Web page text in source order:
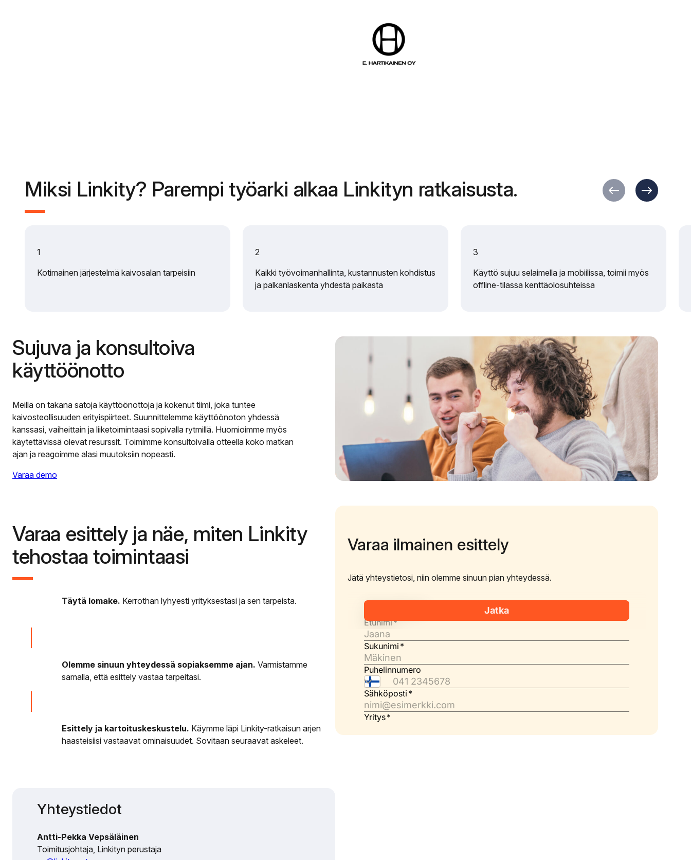
Miksi Linkity? Parempi työarki alkaa Linkityn ratkaisusta.
1
Kotimainen järjestelmä kaivosalan tarpeisiin
2
Kaikki työvoimanhallinta, kustannusten kohdistus
ja palkanlaskenta yhdestä paikasta
3
Käyttö sujuu selaimella ja mobiilissa, toimii myös
offline-tilassa kenttäolosuhteissa
Sujuva ja konsultoiva
käyttöönotto
Meillä on takana satoja käyttöönottoja ja kokenut tiimi, joka tuntee
kaivosteollisuuden erityispiirteet. Suunnittelemme käyttöönoton yhdessä
kanssasi, vaiheittain ja liiketoimintaasi sopivalla rytmillä. Huomioimme myös
käytettävissä olevat resurssit. Toimimme konsultoivalla otteella koko matkan
ajan ja reagoimme alasi muutoksiin nopeasti.
Varaa demo
Varaa esittely ja näe, miten Linkity
tehostaa toimintaasi
Täytä lomake. Kerrothan lyhyesti yrityksestäsi ja sen tarpeista.
Olemme sinuun yhteydessä sopiaksemme ajan. Varmistamme
samalla, että esittely vastaa tarpeitasi.
Esittely ja kartoituskeskustelu. Käymme läpi Linkity-ratkaisun arjen
haasteisiisi vastaavat ominaisuudet. Sovitaan seuraavat askeleet.
Yhteystiedot
Antti-Pekka Vepsäläinen
Toimitusjohtaja, Linkityn perustaja
Varaa ilmainen esittely
Jätä yhteystietosi, niin olemme sinuun pian yhteydessä.